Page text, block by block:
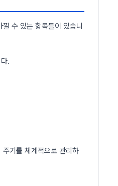
수 있는 항목들이 있습니
.
기를 체계적으로 관리하